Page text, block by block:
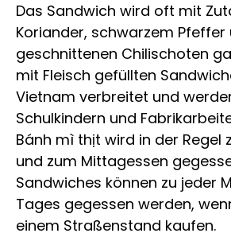
Das Sandwich wird oft mit
Koriander, schwarzem Pfeffer
geschnittenen Chilischoten
mit Fleisch gefüllten
Vietnam verbreitet und
Schulkindern und
Bánh mì thịt wird in der Regel
und zum Mittagessen
Sandwiches können zu jeder
Tages gegessen werden,
einem Straßenstand kaufen.